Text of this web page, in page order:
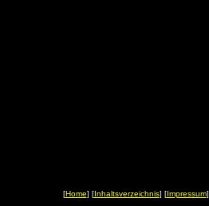
[Home] [Inhaltsverzeichnis] [Impressum]